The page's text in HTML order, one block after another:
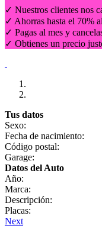
✓ Nuestros clientes nos
✓ Ahorras hasta el 70%
✓ Pagas al mes y
✓ Obtienes un precio
Tus datos
Sexo:
Fecha de nacimiento:
Código postal:
Garage:
Datos del Auto
Año:
Marca:
Descripción:
Placas:
Next